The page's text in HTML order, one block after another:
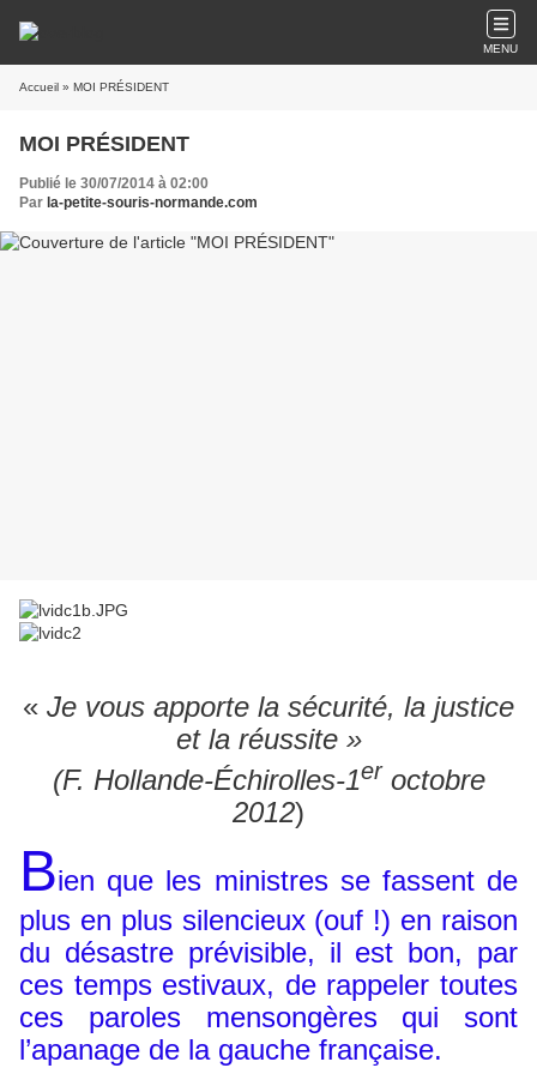
MENU
Accueil » MOI PRÉSIDENT
MOI PRÉSIDENT
Publié le 30/07/2014 à 02:00
Par la-petite-souris-normande.com
« Je vous apporte la sécurité, la justice
et la réussite »
(F. Hollande-Échirolles-1er octobre
2012)
Bien que les ministres se fassent de
plus en plus silencieux (ouf !) en raison
du désastre prévisible, il est bon, par
ces temps estivaux, de rappeler toutes
ces paroles mensongères qui sont
l’apanage de la gauche française.